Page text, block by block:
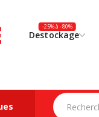
Destockage
-25% à -80%